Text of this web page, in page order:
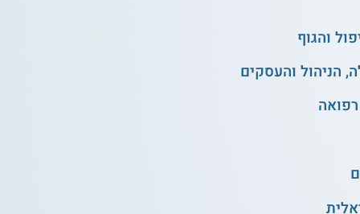
והגוף
הניהול והעסקים